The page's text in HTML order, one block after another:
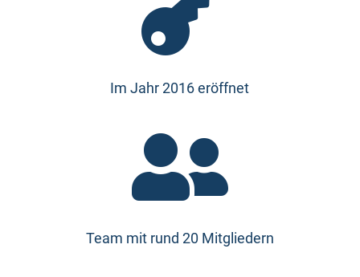

Im Jahr 2016 eröffnet

Team mit rund 20 Mitgliedern